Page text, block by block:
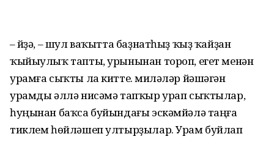
– Әйҙә, – шул ваҡытта баҙнат­һыҙ ҡыҙ ҡайҙан
ҡыйыулыҡ тапты, урынынан тороп, егет менән
урамға сыҡты ла китте. Әмиләләр йәшәгән
урамды әллә нисәмә тапҡыр урап сыҡтылар,
һуңынан баҡса буйындағы эскәмйәлә таңға
тиклем һөйләшеп ултырҙылар. Урам буйлап